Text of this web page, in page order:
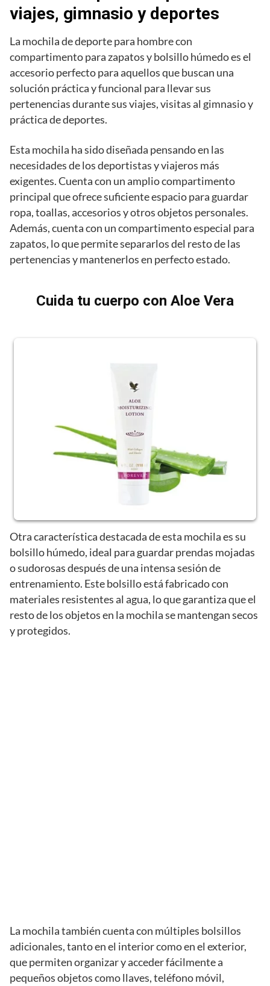
viajes, gimnasio y deportes
La mochila de deporte para hombre con
compartimento para zapatos y bolsillo húmedo es el
accesorio perfecto para aquellos que buscan una
solución práctica y funcional para llevar sus
pertenencias durante sus viajes, visitas al gimnasio y
práctica de deportes.
Esta mochila ha sido diseñada pensando en las
necesidades de los deportistas y viajeros más
exigentes. Cuenta con un amplio compartimento
principal que ofrece suficiente espacio para guardar
ropa, toallas, accesorios y otros objetos personales.
Además, cuenta con un compartimento especial para
zapatos, lo que permite separarlos del resto de las
pertenencias y mantenerlos en perfecto estado.
Cuida tu cuerpo con Aloe Vera
Otra característica destacada de esta mochila es su
bolsillo húmedo, ideal para guardar prendas mojadas
o sudorosas después de una intensa sesión de
entrenamiento. Este bolsillo está fabricado con
materiales resistentes al agua, lo que garantiza que el
resto de los objetos en la mochila se mantengan secos
y protegidos.
La mochila también cuenta con múltiples bolsillos
adicionales, tanto en el interior como en el exterior,
que permiten organizar y acceder fácilmente a
pequeños objetos como llaves, teléfono móvil,